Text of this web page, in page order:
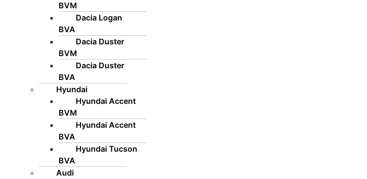
BVM
Dacia Logan
BVA
Dacia Duster
BVM
Dacia Duster
BVA
Hyundai
Hyundai Accent
BVM
Hyundai Accent
BVA
Hyundai Tucson
BVA
Audi